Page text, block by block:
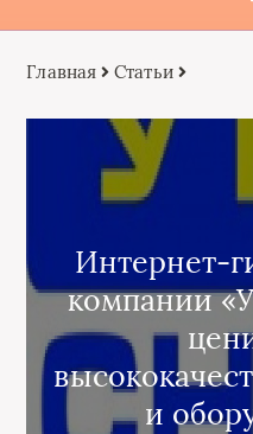
Главная Статьи
Интернет-
компании
и